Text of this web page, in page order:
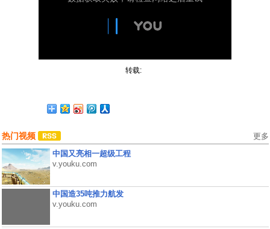
转载:
热门视频 更多
中国又亮相一超级工程
v.youku.com
中国造35吨推力航发
v.youku.com